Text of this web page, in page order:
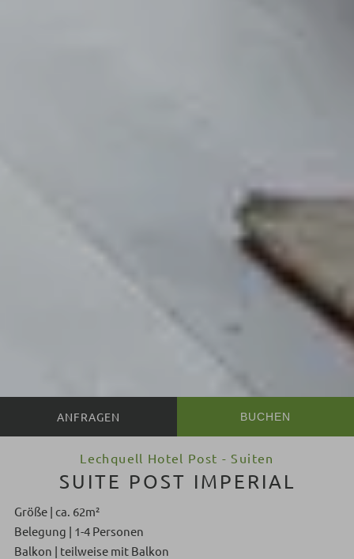
BUCHEN
Lechquell Hotel Post - Suiten
SUITE POST IMPERIAL
Größe | ca. 62m²
Belegung | 1-4 Personen
Balkon | teilweise mit Balkon